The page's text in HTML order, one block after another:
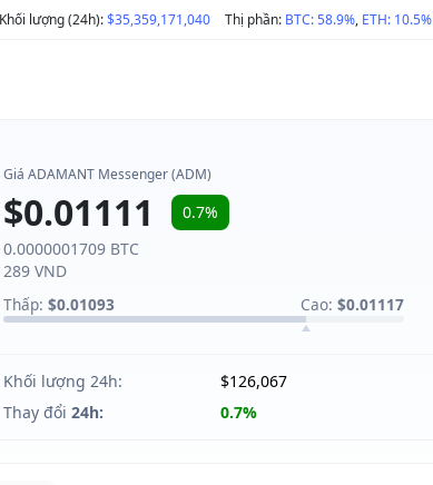
Khối lượng (24h):$35,359,171,040 Thị phần: BTC: 58.9%, ETH: 10.5%
Giá ADAMANT Messenger (ADM)
$0.01111
0.7%
0.0000001709 BTC
289 VND
Thấp: $0.01093 Cao: $0.01117
Khối lượng 24h: $126,067
Thay đổi 24h: 0.7%